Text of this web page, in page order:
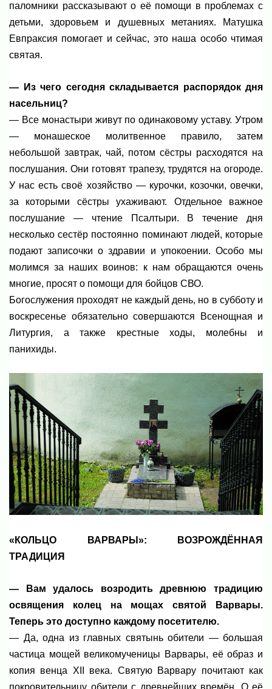
паломники рассказывают о её помощи в проблемах с
детьми, здоровьем и душевных метаниях. Матушка
Евпраксия помогает и сейчас, это наша особо чтимая
святая.
— Из чего сегодня складывается распорядок дня
насельниц?
— Все монастыри живут по одинаковому уставу. Утром
— монашеское молитвенное правило, затем
небольшой завтрак, чай, потом сёстры расходятся на
послушания. Они готовят трапезу, трудятся на огороде.
У нас есть своё хозяйство — курочки, козочки, овечки,
за которыми сёстры ухаживают. Отдельное важное
послушание — чтение Псалтыри. В течение дня
несколько сестёр постоянно поминают людей, которые
подают записочки о здравии и упокоении. Особо мы
молимся за наших воинов: к нам обращаются очень
многие, просят о помощи для бойцов СВО.
Богослужения проходят не каждый день, но в субботу и
воскресенье обязательно совершаются Всенощная и
Литургия, а также крестные ходы, молебны и
панихиды.
«КОЛЬЦО ВАРВАРЫ»: ВОЗРОЖДЁННАЯ
ТРАДИЦИЯ
— Вам удалось возродить древнюю традицию
освящения колец на мощах святой Варвары.
Теперь это доступно каждому посетителю.
— Да, одна из главных святынь обители — большая
частица мощей великомученицы Варвары, её образ и
копия венца XII века. Святую Варвару почитают как